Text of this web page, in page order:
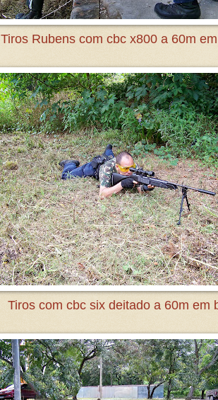
Tiros Rubens com cbc x800 a 60m
Tiros com cbc six deitado a 60m em